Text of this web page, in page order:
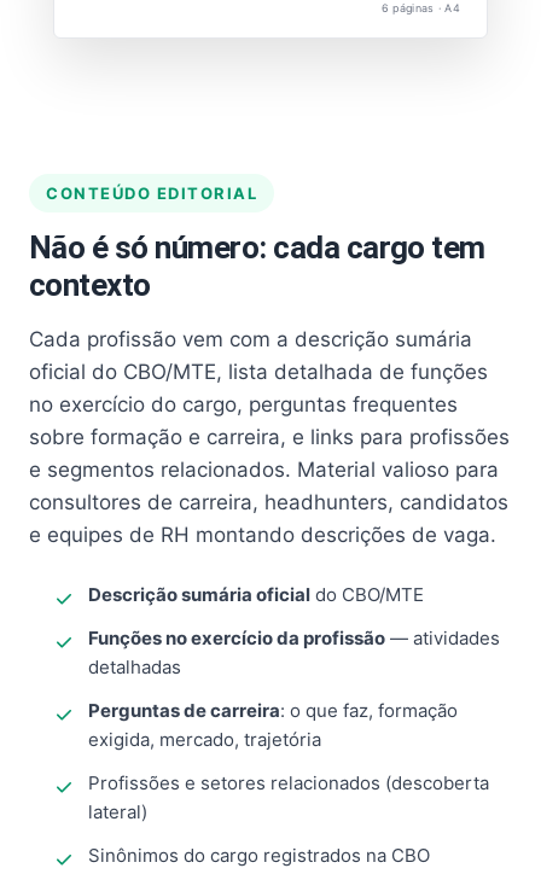
6 páginas · A4
CONTEÚDO EDITORIAL
Não é só número: cada cargo tem
contexto
Cada profissão vem com a descrição sumária
oficial do CBO/MTE, lista detalhada de funções
no exercício do cargo, perguntas frequentes
sobre formação e carreira, e links para profissões
e segmentos relacionados. Material valioso para
consultores de carreira, headhunters, candidatos
e equipes de RH montando descrições de vaga.
Descrição sumária oficial do CBO/MTE
Funções no exercício da profissão — atividades
detalhadas
Perguntas de carreira: o que faz, formação
exigida, mercado, trajetória
Profissões e setores relacionados (descoberta
lateral)
Sinônimos do cargo registrados na CBO